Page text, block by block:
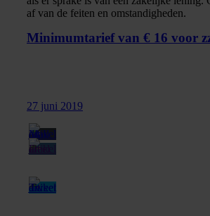
af van de feiten en omstandigheden.
Minimumtarief van € 16 voor
27 juni 2019